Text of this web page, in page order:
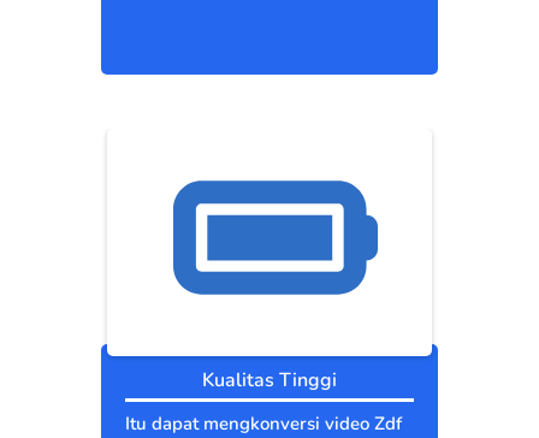
Kualitas Tinggi
Itu dapat mengkonversi video Zdf